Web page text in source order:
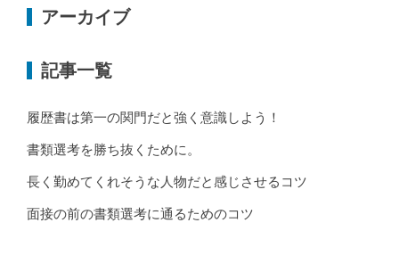
アーカイブ
記事一覧
履歴書は第一の関門だと強く意識しよう！
書類選考を勝ち抜くために。
長く勤めてくれそうな人物だと感じさせるコツ
面接の前の書類選考に通るためのコツ